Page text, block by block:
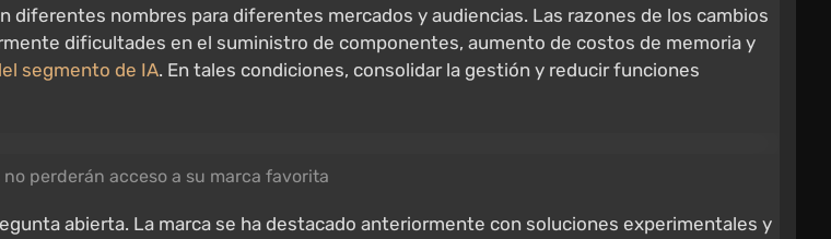
nombres para diferentes mercados y audiencias. Las razones de los cambios
dificultades en el suministro de componentes, aumento de costos de memoria y
segmento de IA. En tales condiciones, consolidar la gestión y reducir funciones
perderán acceso a su marca favorita
abierta. La marca se ha destacado anteriormente con soluciones experimentales y